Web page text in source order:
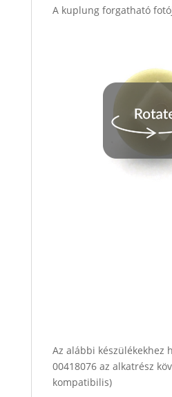
A kuplung forgatható
Az alábbi készülékekhez
00418076 az alkatrész
kompatibilis)